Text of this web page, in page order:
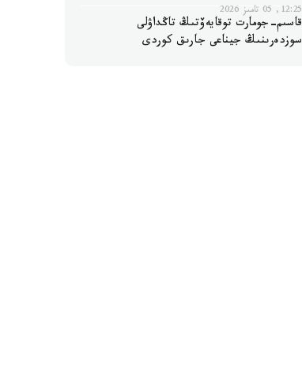
12:25, 05 تامىز 2026
قاسىم-جومارت توقايەۆتىڭ تاڭداۋلى
سوزدەرىنىڭ جيناعى جارىق كوردى